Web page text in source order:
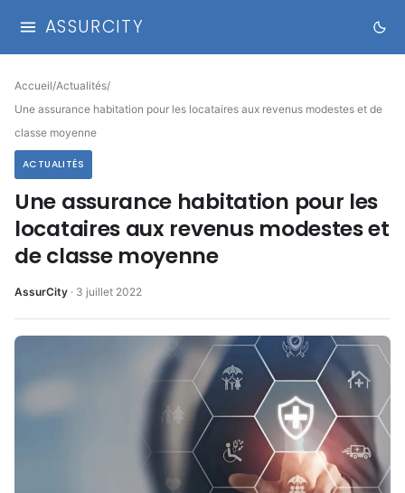
ASSURCITY
Accueil/Actualités/
Une assurance habitation pour les locataires aux revenus modestes et de
classe moyenne
ACTUALITÉS
Une assurance habitation pour les
locataires aux revenus modestes et
de classe moyenne
AssurCity · 3 juillet 2022